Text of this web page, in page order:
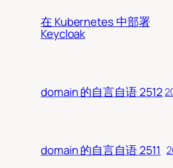
在 Kubernetes 中部署
Keycloak
domain 的自言自语 2512
domain 的自言自语 2511